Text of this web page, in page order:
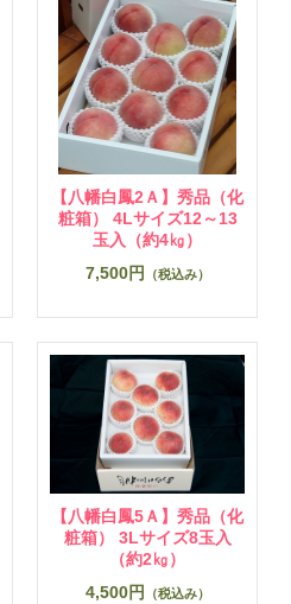
【八幡白鳳2Ａ】秀品（化
粧箱） 4Lサイズ12～13
玉入（約4㎏）
7,500円
（税込み）
【八幡白鳳5Ａ】秀品（化
粧箱） 3Lサイズ8玉入
（約2㎏）
4,500円
（税込み）